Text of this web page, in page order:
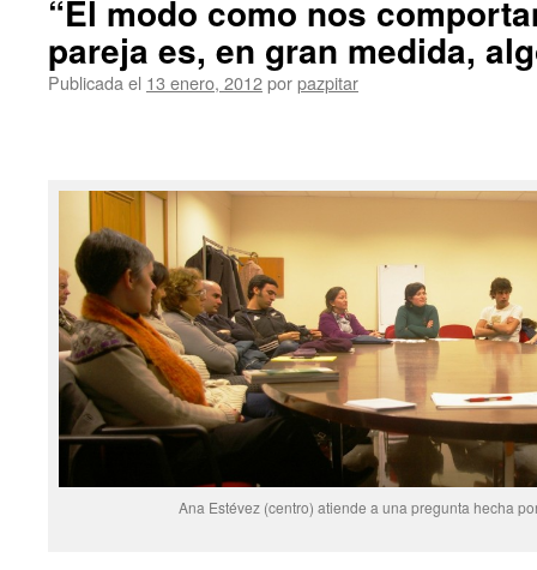
“El modo como nos
pareja es, en gran medida,
Publicada el 13 enero, 2012porpazpitar
Ana Estévez (centro) atiende a una pregunta hecha